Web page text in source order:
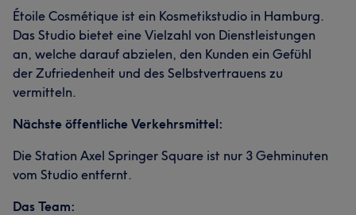
Étoile Cosmétique ist ein Kosmetikstudio in Hamburg.
Das Studio bietet eine Vielzahl von Dienstleistungen
an, welche darauf abzielen, den Kunden ein Gefühl
der Zufriedenheit und des Selbstvertrauens zu
vermitteln.
Nächste öffentliche Verkehrsmittel:
Die Station Axel Springer Square ist nur 3 Gehminuten
vom Studio entfernt.
Das Team: